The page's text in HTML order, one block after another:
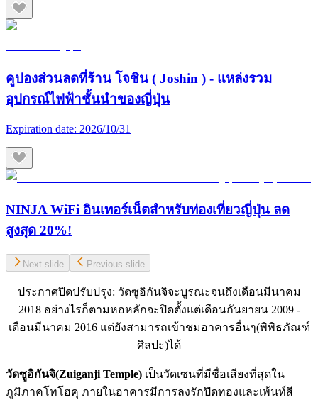
คูปองส่วนลดที่ร้าน โจชิน ( Joshin ) - แหล่งรวม
อุปกรณ์ไฟฟ้าชั้นนำของญี่ปุ่น
Expiration date: 2026/10/31
NINJA WiFi อินเทอร์เน็ตสำหรับท่องเที่ยวญี่ปุ่น ลด
สูงสุด 20%!
Next slide Previous slide
ประกาศปิดปรับปรุง: วัดซูอิกันจิจะบูรณะจนถึงเดือนมีนาคม
2018 อย่างไรก็ตามหอหลักจะปิดตั้งแต่เดือนกันยายน 2009 -
เดือนมีนาคม 2016 แต่ยังสามารถเข้าชมอาคารอื่นๆ(พิพิธภัณฑ์
ศิลปะ)ได้
วัดซูอิกันจิ(Zuiganji Temple) เป็นวัดเซนที่มีชื่อเสียงที่สุดใน
ภูมิภาคโทโฮคุ ภายในอาคารมีการลงรักปิดทองและเพ้นท์สี